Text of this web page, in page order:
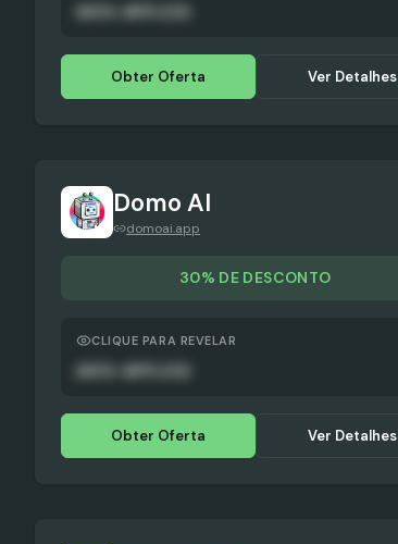
Obter Oferta Ver Detalhes
Domo AI
domoai.app
30% DE DESCONTO
CLIQUE PARA REVELAR
Obter Oferta Ver Detalhes